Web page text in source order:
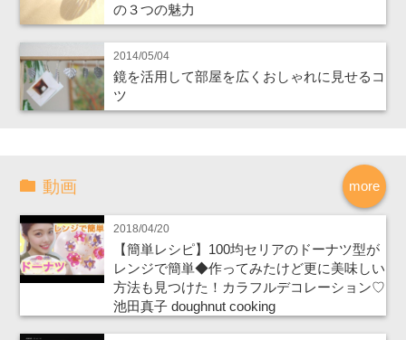
の３つの魅力
2014/05/04
鏡を活用して部屋を広くおしゃれに見せるコ
ツ
more
動画
2018/04/20
【簡単レシピ】100均セリアのドーナツ型が
レンジで簡単◆作ってみたけど更に美味しい
方法も見つけた！カラフルデコレーション♡
池田真子 doughnut cooking